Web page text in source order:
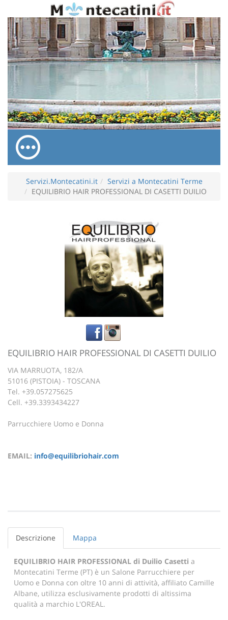
Servizi.Montecatini.it
Servizi a Montecatini Terme
EQUILIBRIO HAIR PROFESSIONAL DI CASETTI DUILIO
EQUILIBRIO HAIR PROFESSIONAL DI CASETTI DUILIO
VIA MARRUOTA, 182/A
51016 (PISTOIA) - TOSCANA
Tel. +39.057275625
Cell. +39.3393434227
Parrucchiere Uomo e Donna
EMAIL: info@equilibriohair.com
Descrizione Mappa
EQUILIBRIO HAIR PROFESSIONAL di Duilio Casetti a
Montecatini Terme (PT) è un Salone Parrucchiere per
Uomo e Donna con oltre 10 anni di attività, affiliato Camille
Albane, utilizza esclusivamente prodotti di altissima
qualità a marchio L'OREAL.